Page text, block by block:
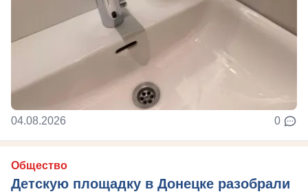
04.08.2026 0
Общество
Детскую площадку в Донецке разобрали